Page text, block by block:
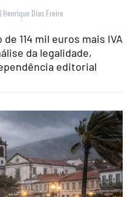
| Henrique Dias Freire
114 mil euros mais IVA
da legalidade,
editorial